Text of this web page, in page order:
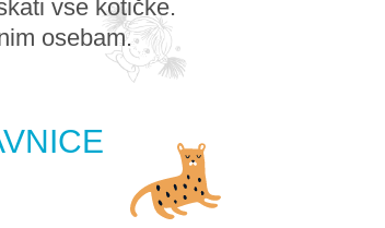
vse kotičke.
osebam.